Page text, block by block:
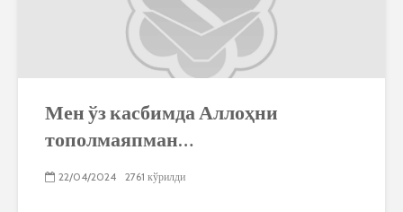
Мен ўз касбимда Аллоҳни
тополмаяпман…
22/04/2024 2761 кўрилди